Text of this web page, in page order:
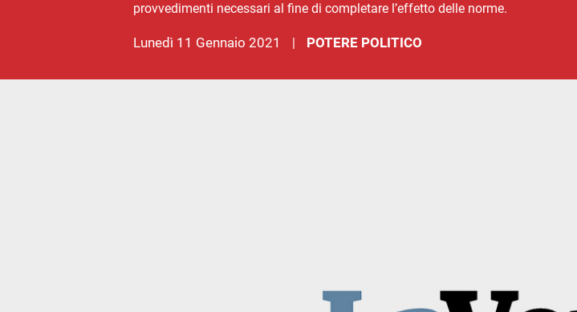
provvedimenti necessari al fine di completare l’effetto delle norme.
lunedì 11 Gennaio 2021 | POTERE POLITICO